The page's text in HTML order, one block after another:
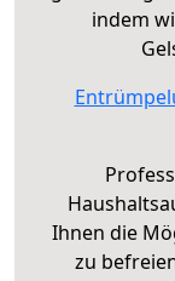
indem
Ihnen die
zu